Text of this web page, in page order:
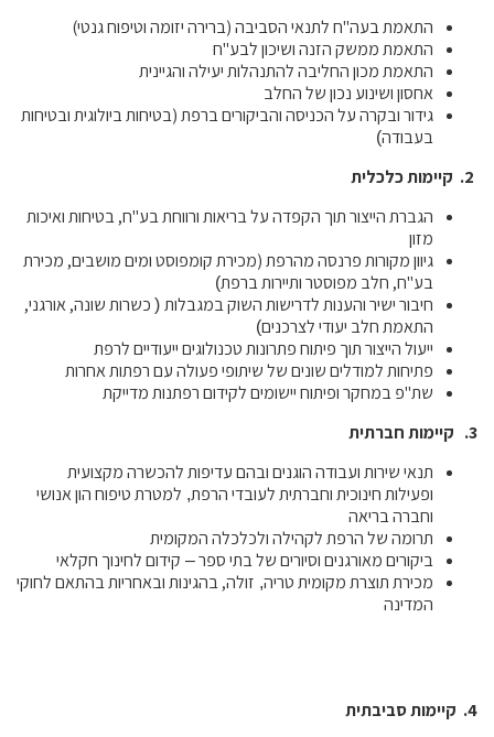
התאמת בעה"ח לתנאי הסביבה (ברירה יזומה וטיפוח גנטי)
התאמת ממשק הזנה ושיכון לבע"ח
התאמת מכון החליבה להתנהלות יעילה והגיינית
אחסון ושינוע נכוןשל החלב
גידור ובקרה על הכניסה והביקורים ברפת (בטיחות ביולוגית ובטיחות
בעבודה)
קיימות כלכלית
הגברת הייצורתוך הקפדה על בריאות ורווחת בע"ח, בטיחות ואיכות
מזון
גיוון מקורות פרנסהמהרפת (מכירת קומפוסט ומים מושבים, מכירת
בע"ח, חלב מפוסטר ותיירות ברפת)
חיבור ישיר והענותלדרישות השוק במגבלות ( כשרות שונה, אורגני,
התאמת חלב יעודי לצרכנים)
ייעולהייצור תוך פיתוח פתרונות טכנולוגיםייעודיים לרפת
פתיחות למודלים שונים שלשיתופי פעולה עם רפתות אחרות
שת"פ במחקר ופיתוח יישומים לקידום רפתנות מדייקת
3.
קיימותחברתית
תנאי שירות ועבודה הוגניםובהםעדיפות להכשרה מקצועית
ופעילות חינוכית וחברתית לעובדיהרפת, למטרת טיפוח הוןאנושי
וחברה בריאה
תרומהשל הרפת לקהילהולכלכלה המקומית
ביקוריםמאורגנים וסיורים של בתי ספר– קידום לחינוך חקלאי
מכירת תוצרת מקומית טריה, זולה, בהגינות ובאחריותבהתאם לחוקי
המדינה
4. קיימותסביבתית